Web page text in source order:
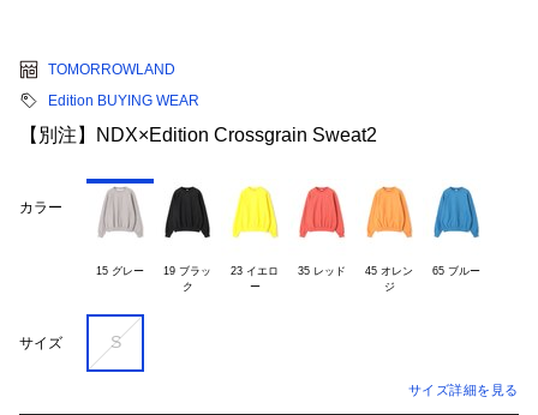
TOMORROWLAND
Edition BUYING WEAR
【別注】NDX×Edition Crossgrain Sweat2
カラー
15 グレー
19 ブラッ
23 イエロ
ー
35 レッド
45 オレン
ジ
65 ブルー
サイズ S
サイズ詳細を見る